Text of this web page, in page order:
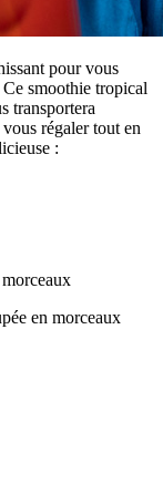
pour vous
smoothie tropical
transportera
régaler tout en
:
en morceaux